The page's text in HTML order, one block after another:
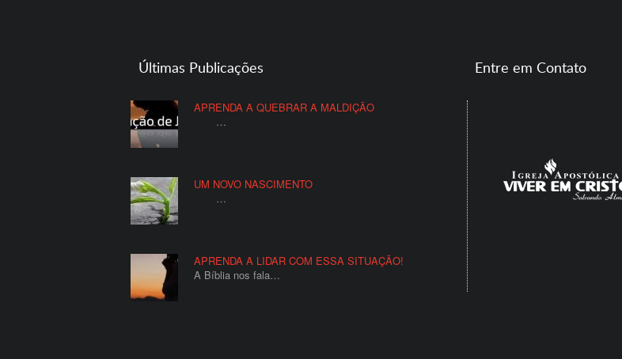
Últimas Publicações
APRENDA A QUEBRAR A MALDIÇÃO
…
UM NOVO NASCIMENTO
…
APRENDA A LIDAR COM ESSA SITUAÇÃO!
A Bíblia nos fala…
Entre em Contato